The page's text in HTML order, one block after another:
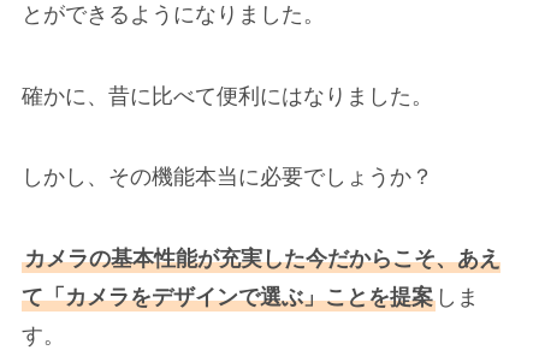
とができるようになりました。
確かに、昔に比べて便利にはなりました。
しかし、その機能本当に必要でしょうか？
カメラの基本性能が充実した今だからこそ、あえ
て「カメラをデザインで選ぶ」ことを提案しま
す。